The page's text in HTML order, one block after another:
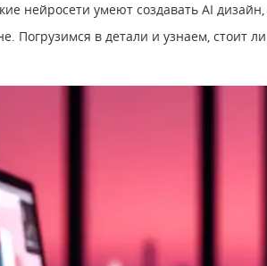
нейросети умеют создавать AI
Погрузимся в детали и узнаем, стоит